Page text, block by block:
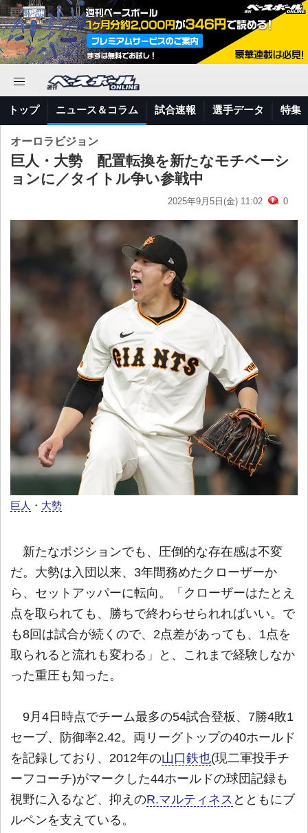
トップ ニュース＆コラム 試合速報 選手データ 特集
オーロラビジョン
巨人・大勢 配置転換を新たなモチベーシ
ョンに／タイトル争い参戦中
2025年9月5日(金) 11:02 0
巨人 ・ 大勢
新たなポジションでも、圧倒的な存在感は不変
だ。大勢は入団以来、3年間務めたクローザーか
ら、セットアッパーに転向。「クローザーはたとえ
点を取られても、勝ちで終わらせられればいい。で
も8回は試合が続くので、2点差があっても、1点を
取られると流れも変わる」と、これまで経験しなか
った重圧も知った。
9月4日時点でチーム最多の54試合登板、7勝4敗1
セーブ、防御率2.42。両リーグトップの40ホールド
を記録しており、2012年の山口鉄也(現二軍投手チ
ーフコーチ)がマークした44ホールドの球団記録も
視野に入るなど、抑えのR.マルティネス とともにブ
ルペンを支えている。